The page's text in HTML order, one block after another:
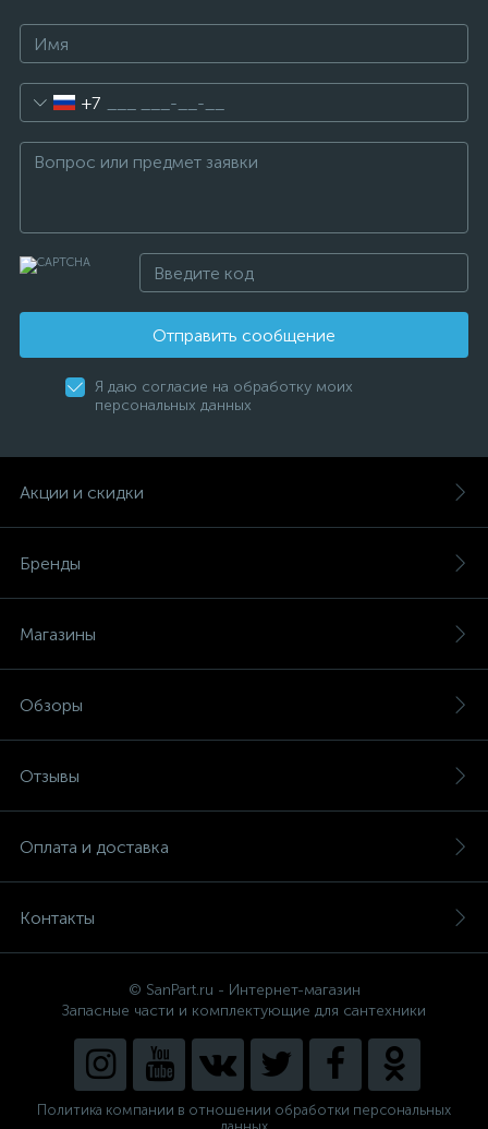
+7
Отправить сообщение
Я даю согласие на обработку моих
персональных данных
Акции и скидки
Бренды
Магазины
Обзоры
Отзывы
Оплата и доставка
Контакты
© SanPart.ru - Интернет-магазин
Запасные части и комплектующие для сантехники
Политика компании в отношении обработки персональных